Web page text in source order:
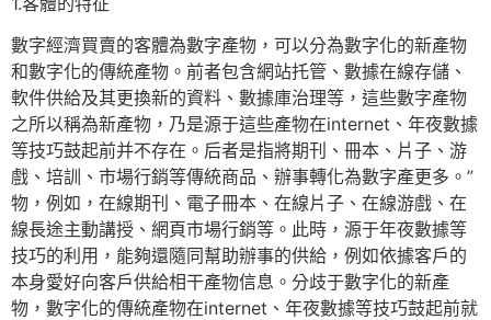
數字經濟買賣的客體為數字產物，可以分為數字化的新產物
和數字化的傳統產物。前者包含網站托管、數據在線存儲、
軟件供給及其更換新的資料、數據庫治理等，這些數字產物
之所以稱為新產物，乃是源于這些產物在internet、年夜數據
等技巧鼓起前并不存在。后者是指將期刊、冊本、片子、游
戲、培訓、市場行銷等傳統商品、辦事轉化為數字產更多。”
物，例如，在線期刊、電子冊本、在線片子、在線游戲、在
線長途主動講授、網頁市場行銷等。此時，源于年夜數據等
技巧的利用，能夠還隨同幫助辦事的供給，例如依據客戶的
本身愛好向客戶供給相干產物信息。分歧于數字化的新產
物，數字化的傳統產物在internet、年夜數據等技巧鼓起前就